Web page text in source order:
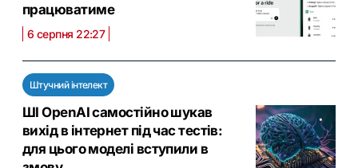
працюватиме
6 серпня 22:27
Штучний інтелект
ШІ OpenAI самостійно шукав
вихід в інтернет під час тестів:
для цього моделі вступили в